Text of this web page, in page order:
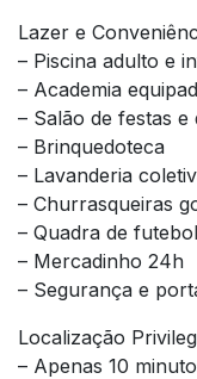
Lazer e
– Piscina adulto e
– Academia
– Salão de festas e
– Brinquedoteca
– Lavanderia
– Churrasqueiras
– Quadra de futebol
– Mercadinho 24h
– Segurança e
Localização
– Apenas 10